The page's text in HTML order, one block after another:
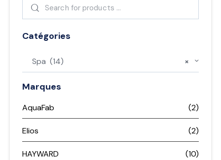
Catégories
×
Spa (14)
Marques
AquaFab (2)
Elios (2)
HAYWARD (10)